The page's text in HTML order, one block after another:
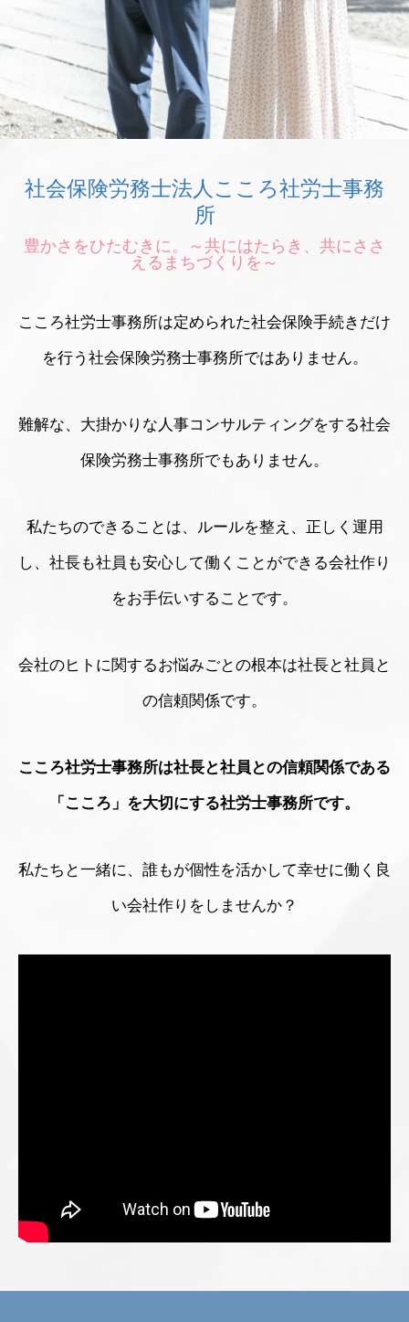
社会保険労務士法人こころ社労士事務
所
豊かさをひたむきに。～共にはたらき、共にささ
えるまちづくりを～
こころ社労士事務所は定められた社会保険手続きだけ
を行う社会保険労務士事務所ではありません。
難解な、大掛かりな人事コンサルティングをする社会
保険労務士事務所でもありません。
私たちのできることは、ルールを整え、正しく運用
し、社長も社員も安心して働くことができる会社作り
をお手伝いすることです。
会社のヒトに関するお悩みごとの根本は社長と社員と
の信頼関係です。
こころ社労士事務所は社長と社員との信頼関係である
「こころ」を大切にする社労士事務所です。
私たちと一緒に、誰もが個性を活かして幸せに働く良
い会社作りをしませんか？